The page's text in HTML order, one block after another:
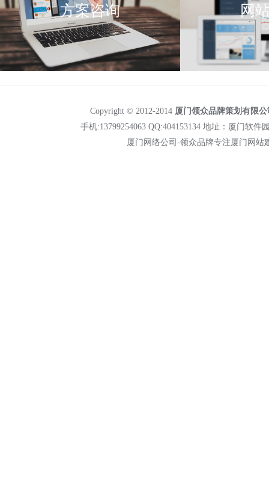
方案咨询 网
Copyright © 2012-2014 厦门领众品牌策划有限公
手机:13799254063 QQ:404153134 地址：厦门软件
厦门网络公司-领众品牌专注厦门网站